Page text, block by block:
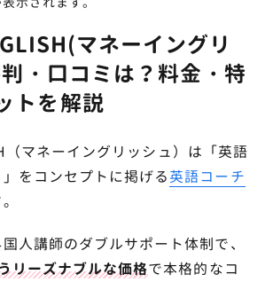
マネーイングリ
・口コミは？料金・特
トを解説
（マネーイングリッシュ）は「英語
をコンセプトに掲げる英語コーチ
人講師のダブルサポート体制で、
リーズナブルな価格で本格的なコ